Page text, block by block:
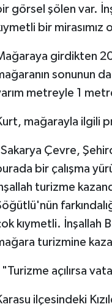
görsel şölen var.
bir
girdikten
sonunun
metreyle 1
mağarayla ilgili
Çevre,
bir çalışma
turizme
kıymetli. İnşallah
turizmine
"Turizme açılırsa
ilçesindeki